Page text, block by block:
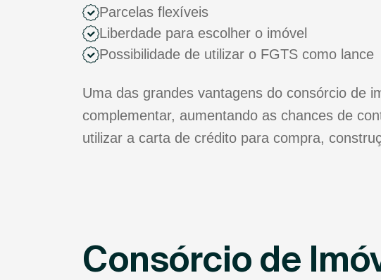
Parcelas flexíveis
Liberdade para escolher o imóvel
Possibilidade de utilizar o FGTS como lance
Uma das grandes vantagens do consórcio de
complementar, aumentando as chances de
utilizar a carta de crédito para compra,
Consórcio de